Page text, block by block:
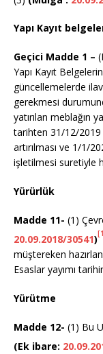
Yapı Kayıt
Geçici Madde 1 –
Yapı Kayıt
güncellemelerde
gerekmesi
yatırılan meblağın
tarihten 31/12/2019
artırılması ve 1/1/
işletilmesi suretiyle
Yürürlük
Madde 11- (1)
20.09.2018/30541)
müştereken
Esaslar yayımı
Yürütme
Madde 12- (1) Bu
(Ek ibare: